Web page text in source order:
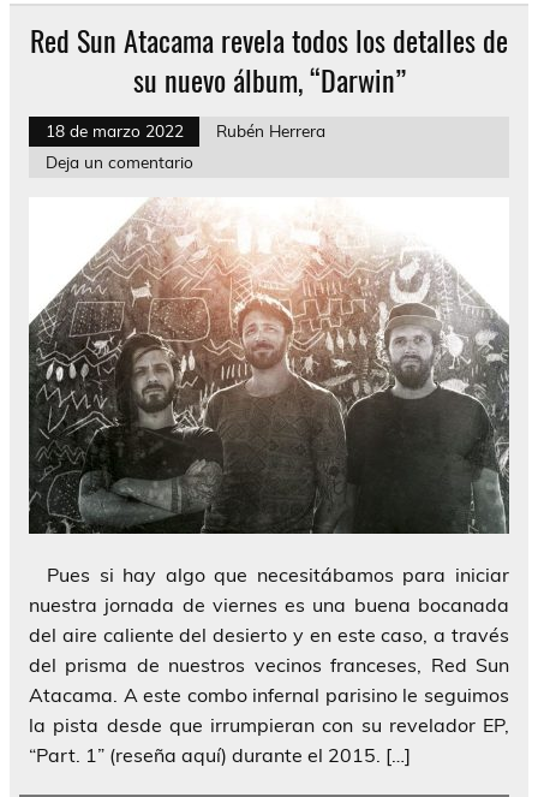
Red Sun Atacama revela todos los detalles de
su nuevo álbum, “Darwin”
18 de marzo 2022
Rubén Herrera
Deja un comentario
Pues si hay algo que necesitábamos para iniciar
nuestra jornada de viernes es una buena bocanada
del aire caliente del desierto y en este caso, a través
del prisma de nuestros vecinos franceses, Red Sun
Atacama. A este combo infernal parisino le seguimos
la pista desde que irrumpieran con su revelador EP,
“Part. 1” (reseña aquí) durante el 2015. […]